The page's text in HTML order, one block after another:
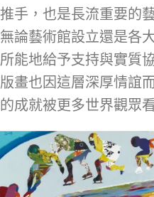
推手，也是長流重要的
無論藝術館設立還是各
所能地給予支持與實質
版畫也因這層深厚情誼
的成就被更多世界觀眾